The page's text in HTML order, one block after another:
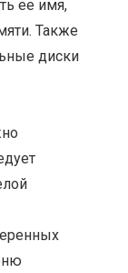
ее имя,
Также
диски